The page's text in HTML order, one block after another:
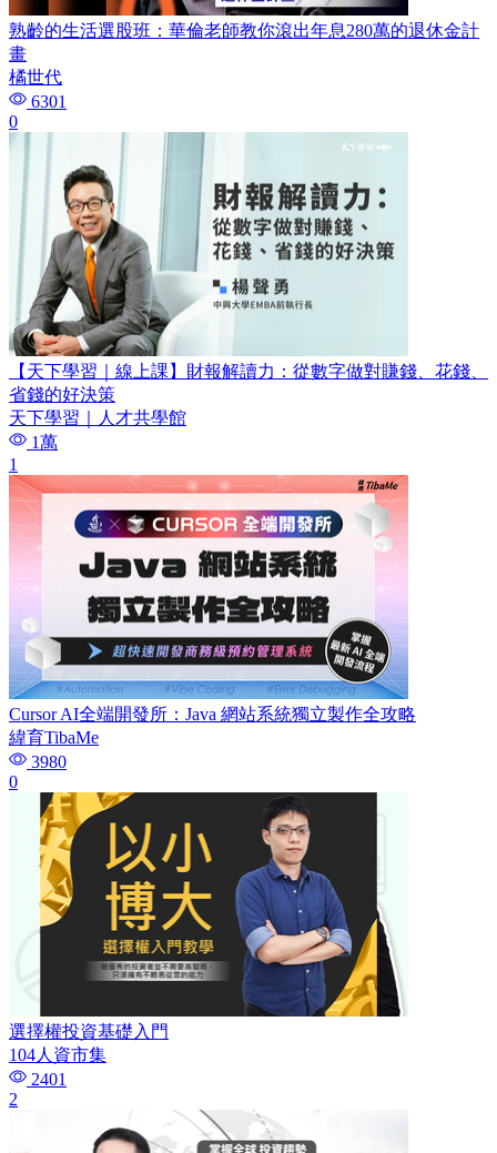
熟齡的生活選股班：華倫老師教你滾出年息280萬的退休金計
畫
橘世代
6301
0
【天下學習｜線上課】財報解讀力：從數字做對賺錢、花錢、
省錢的好決策
天下學習｜人才共學館
1萬
1
Cursor AI全端開發所：Java 網站系統獨立製作全攻略
緯育TibaMe
3980
0
選擇權投資基礎入門
104人資市集
2401
2